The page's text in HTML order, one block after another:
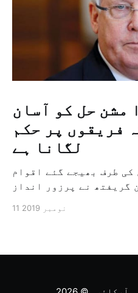
مشن حل کو آسان
فریقوں پر حکم
لگانا ہے
کی طرف بھیجے گئے اقوام
گریفتھ نے پرزور انداز
کرنے کے لئے ایک
11 نومبر 2019